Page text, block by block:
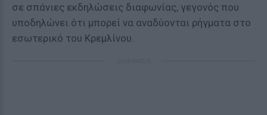
σε σπάνιες εκδηλώσεις διαφωνίας, γεγονός που
υποδηλώνει ότι μπορεί να αναδύονται ρήγματα στο
εσωτερικό του Κρεμλίνου.